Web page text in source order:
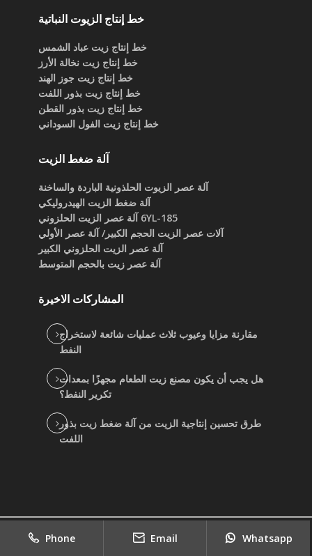
خط إنتاج الزيوت النباتية
خط إنتاج زيت عباد الشمس
خط إنتاج زيت نخالة الأرز
خط إنتاج زيت جوز الهند
خط إنتاج زيت بذور اللفت
خط إنتاج زيت بذور القطن
خط إنتاج زيت الفول السوداني
آلة ضغط الزيت
آلة عصر الزيوت الحلذونية الباردة والساخنة
آلة ضغط الزيت الهيدروليكي
6YL-185 آلة عصر الزيت الحلزوني
آلات عصر الزيت الحجم الكبير/ آلة عصر الأولي
آلة عصر الزيت الحلزوني الكبير
آلة عصر زيت بالحجم المتوسط
المشاركات الاخيرة
مقارنة مزايا وعيوب ثلاث عمليات شائعة لاستخراج
النفط
هل يجب أن يكون مصنع زيت الطعام مجهزًا بمعدات
تكرير النفط؟
طرق تحسين إنتاجية الزيت من آلة ضغط زيت بذور
اللفت
copyright 2022 جيد بيع موردي آلة الزيت النباتي|
Phone Email Whatsapp